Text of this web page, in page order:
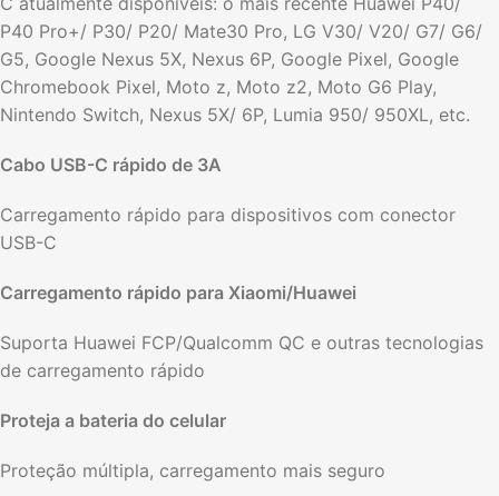
P40 Pro+/ P30/ P20/ Mate30 Pro, LG V30/ V20/ G7/ G6/
G5, Google Nexus 5X, Nexus 6P, Google Pixel, Google
Chromebook Pixel, Moto z, Moto z2, Moto G6 Play,
Nintendo Switch, Nexus 5X/ 6P, Lumia 950/ 950XL, etc.
Cabo USB-C rápido de 3A
Carregamento rápido para dispositivos com conector
USB-C
Carregamento rápido para Xiaomi/Huawei
Suporta Huawei FCP/Qualcomm QC e outras tecnologias
de carregamento rápido
Proteja a bateria do celular
Proteção múltipla, carregamento mais seguro